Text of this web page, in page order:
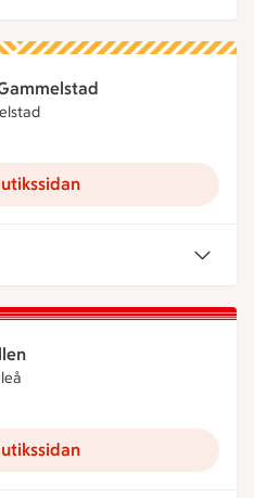
är öppen nu,
är öppen nu, stänger